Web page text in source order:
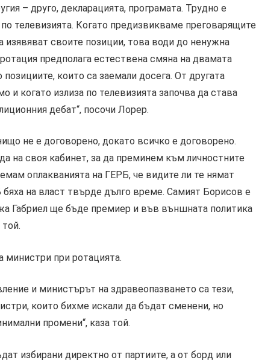
– друго, декларацията, програмата. Трудно е
телевизията. Когато предизвикваме преговарящите
изявяват своите позиции, това води до ненужна
предполага естествена смяна на двамата
които са заемали досега. От другата
и когато излиза по телевизията започва да става
дебат“, посочи Лорер.
не е договорено, докато всичко е договорено.
на своя кабинет, за да преминем към личностните
оплакванията на ГЕРБ, че видите ли те нямат
на власт твърде дълго време. Самият Борисов е
Габриел ще бъде премиер и във външната политика
при ротацията.
и министърът на здравеопазването са тези,
които бихме искали да бъдат сменени, но
промени“, каза той.
избирани директно от партиите, а от борд или